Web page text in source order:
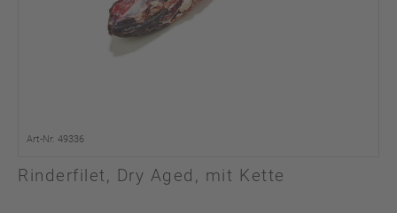
Art-Nr. 49336
Rinderfilet, Dry Aged, mit Kette